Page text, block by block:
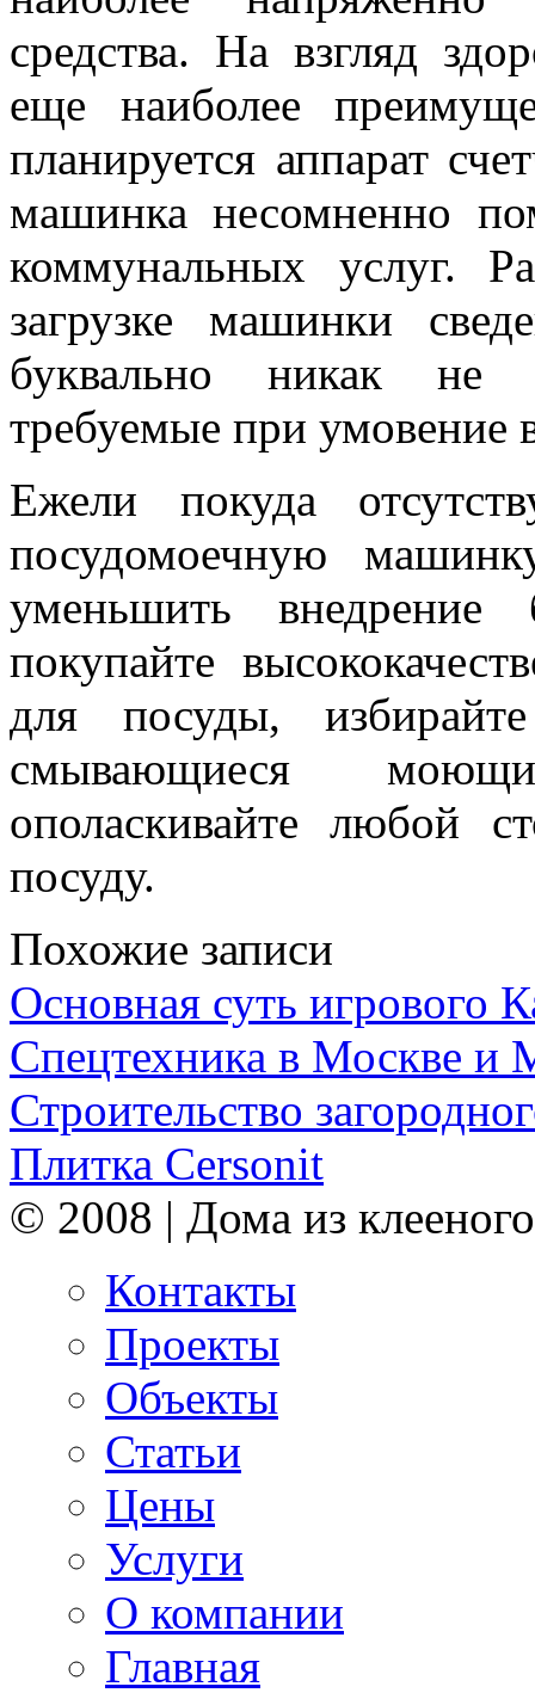
средства. На взгляд
еще наиболее
планируется аппарат
машинка несомненно
коммунальных услуг.
загрузке машинки
буквально никак не
требуемые при умовение
Ежели покуда
посудомоечную
уменьшить внедрение
покупайте
для посуды,
смывающиеся
ополаскивайте любой
посуду.
Похожие записи
Основная суть игрового
Спецтехника в Москве и
Строительство
Плитка Cersonit
© 2008 | Дома из
Контакты
Проекты
Объекты
Статьи
Цены
Услуги
О компании
Главная